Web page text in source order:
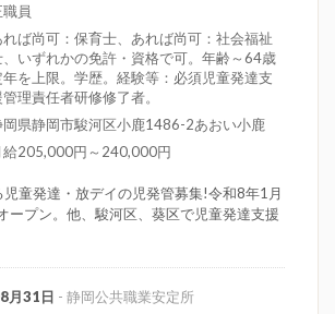
員
れば尚可：保育士、あれば尚可：社会福祉
、いずれかの免許・資格で可。年齢～64歳
年を上限。学歴。経験等：必須児童発達支
理責任者研修修了者。
岡県静岡市駿河区小鹿1486-2あおい小鹿
給205,000円～240,000円
童発達・放デイの児発管募集!令和8年1月
ープン。他、駿河区、葵区で児童発達支援
月31日 - 静岡公共職業安定所